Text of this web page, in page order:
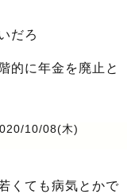
だろ
的に年金を廃止と
10/08(木)
くても病気とかで